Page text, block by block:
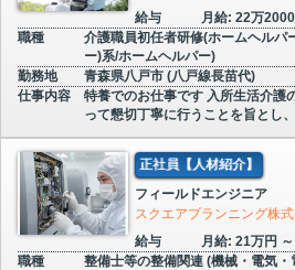
給与
月給: 22万
職種
介護職員初任者研修(ホームヘルパ
ー)系/ホームヘルパー)
勤務地
青森県八戸市 (八戸線長苗代)
仕事内容
特養でのお仕事です 入所生活介護
って懇切丁寧に行うことを旨とし
正社員【人材紹介】
フィールドエンジニア
スクエアプランニング株
給与
月給: 21万円 ～
職種
整備士等の整備関連 (機械・電気